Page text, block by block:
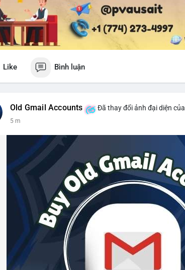
Like Bình luận
Old Gmail Accounts Đã thay đổi ảnh đại diện
5 m